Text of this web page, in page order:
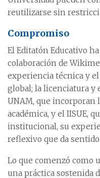
reutilizarse sin
Compromiso
El Editatón Educativo
colaboración de
experiencia técnica y
global; la licenciatura y
UNAM, que incorporan
académica, y el IISUE,
institucional, su
reflexivo que da
Lo que comenzó como
una práctica sostenida